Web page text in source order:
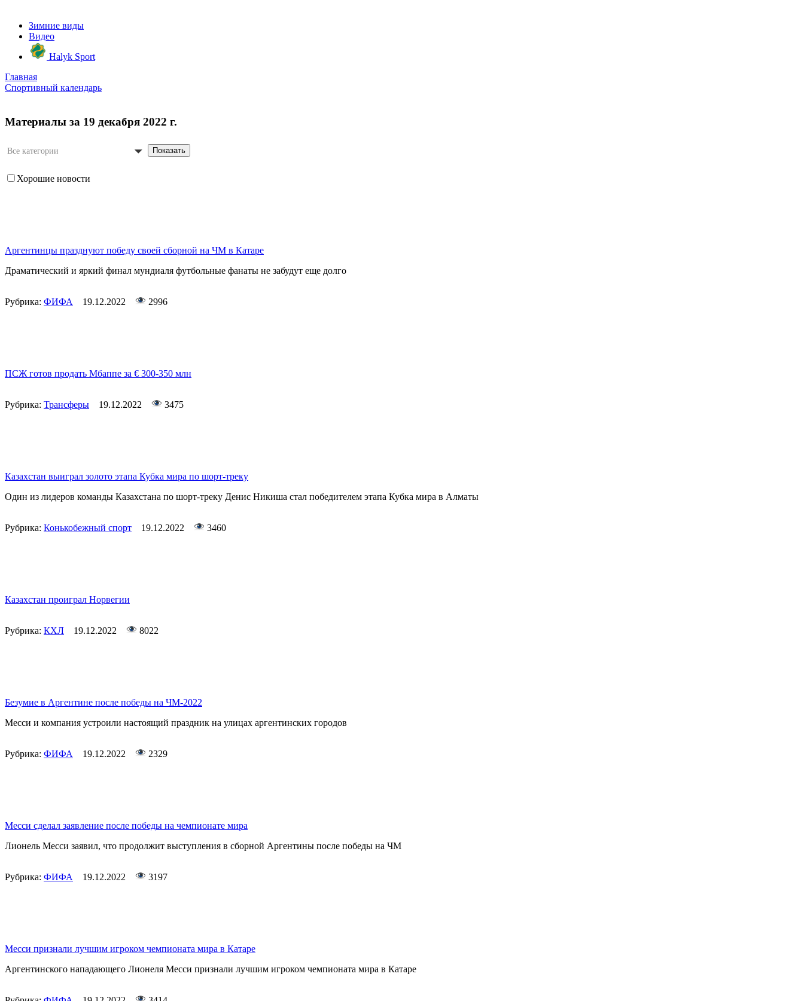
Зимние виды
Видео
Halyk Sport
Главная
Спортивный календарь
Материалы за 19 декабря 2022 г.
Все категории Показать
Хорошие новости
Аргентинцы празднуют победу своей сборной на ЧМ в Катаре
Драматический и яркий финал мундиаля футбольные фанаты не забудут еще долго
Рубрика: ФИФА 19.12.2022 2996
ПСЖ готов продать Мбаппе за € 300-350 млн
Рубрика: Трансферы 19.12.2022 3475
Казахстан выиграл золото этапа Кубка мира по шорт-треку
Один из лидеров команды Казахстана по шорт-треку Денис Никиша стал победителем этапа Кубка мира в Алматы
Рубрика: Конькобежный спорт 19.12.2022 3460
Казахстан проиграл Норвегии
Рубрика: КХЛ 19.12.2022 8022
Безумие в Аргентине после победы на ЧМ-2022
Месси и компания устроили настоящий праздник на улицах аргентинских городов
Рубрика: ФИФА 19.12.2022 2329
Месси сделал заявление после победы на чемпионате мира
Лионель Месси заявил, что продолжит выступления в сборной Аргентины после победы на ЧМ
Рубрика: ФИФА 19.12.2022 3197
Месси признали лучшим игроком чемпионата мира в Катаре
Аргентинского нападающего Лионеля Месси признали лучшим игроком чемпионата мира в Катаре